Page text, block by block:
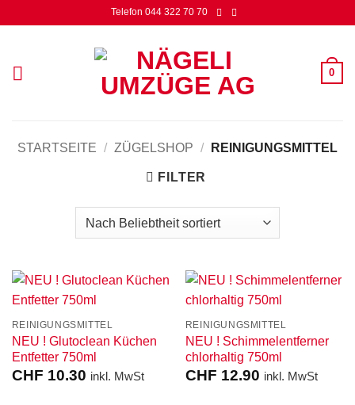
Inhalt
Telefon 044 322 70 70
0
STARTSEITE / ZÜGELSHOP / REINIGUNGSMITTEL
FILTER
REINIGUNGSMITTEL
NEU ! Glutoclean Küchen
Entfetter 750ml
CHF 10.30 inkl. MwSt
REINIGUNGSMITTEL
NEU ! Schimmelentferner
chlorhaltig 750ml
CHF 12.90 inkl. MwSt